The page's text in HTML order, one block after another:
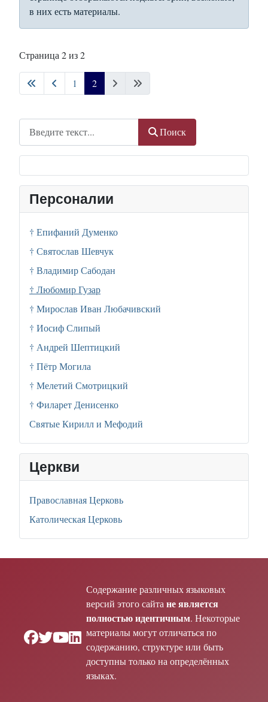
Поиск
Поиск
Персоналии
† Епифаний Думенко
† Святослав Шевчук
† Владимир Сабодан
† Любомир Гузар
† Мирослав Иван Любачивский
† Иосиф Слипый
† Андрей Шептицкий
† Пётр Могила
† Мелетий Смотрицкий
† Филарет Денисенко
Святые Кирилл и Мефодий
Церкви
Православная Церковь
Католическая Церковь
в них есть материалы.
Страница 2 из 2
1 2
Содержание различных языковых
версий этого сайта не является
полностью идентичным. Некоторые
материалы могут отличаться по
содержанию, структуре или быть
доступны только на определённых
языках.